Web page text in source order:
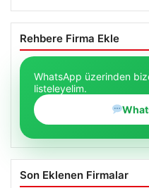
Rehbere Firma Ekle
WhatsApp üzerinden
listeleyelim.
Son Eklenen Firmalar